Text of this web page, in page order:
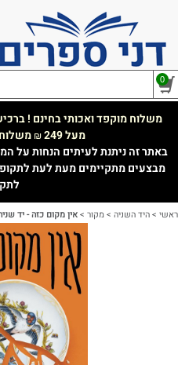
0
משלוח מוקפד ואכותי בחינם !
מעל 249
₪
באתר זה ניתנת לעיתים הנחות על
מבצעים מתקיימים מעת לעת
ראשי >היד השניה >מקור >אין מקום כזה - יד